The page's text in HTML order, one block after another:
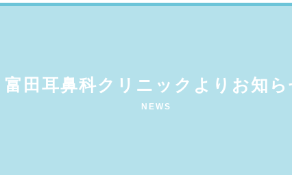
富田耳鼻科クリニックよりお知ら
NEWS